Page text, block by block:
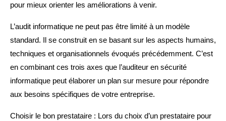
pour mieux orienter les améliorations à venir.
L’audit informatique ne peut pas être limité à un modèle
standard. Il se construit en se basant sur les aspects humains,
techniques et organisationnels évoqués précédemment. C’est
en combinant ces trois axes que l’auditeur en sécurité
informatique peut élaborer un plan sur mesure pour répondre
aux besoins spécifiques de votre entreprise.
Choisir le bon prestataire : Lors du choix d’un prestataire pour